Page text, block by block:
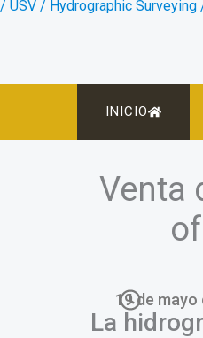
/ USV / Hydrographic Surveying
INICIO
Venta
19 de mayo
La